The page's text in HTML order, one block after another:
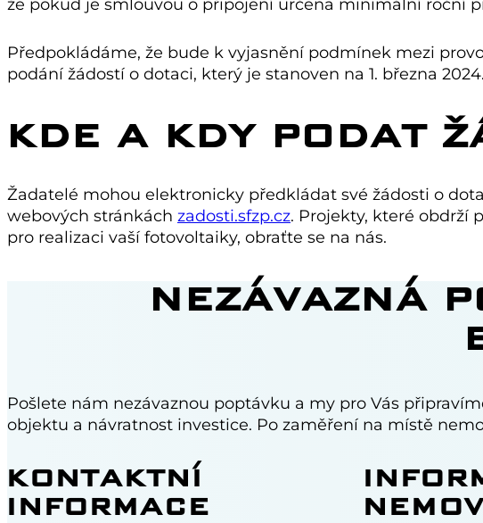
že pokud je smlouvou o připojení určena minimální roční
Předpokládáme, že bude k vyjasnění podmínek mezi
podání žádostí o dotaci, který je stanoven na 1. března 2024.
KDE A KDY PODAT
Žadatelé mohou elektronicky předkládat své žádosti o
webových stránkách zadosti.sfzp.cz. Projekty, které obdrží
pro realizaci vaší fotovoltaiky, obraťte se na nás.
NEZÁVAZNÁ
Pošlete nám nezávaznou poptávku a my pro Vás
objektu a návratnost investice. Po zaměření na místě
KONTAKTNÍ
INFORMACE